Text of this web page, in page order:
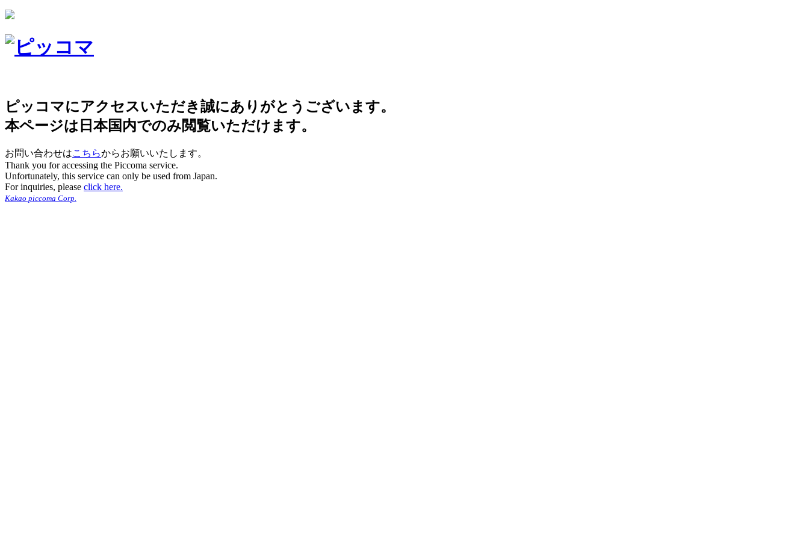
ピッコマにアクセスいただき誠にありがとうございます。
本ページは日本国内でのみ閲覧いただけます。
お問い合わせはこちらからお願いいたします。
Thank you for accessing the Piccoma service.
Unfortunately, this service can only be used from Japan.
For inquiries, please click here.
Kakao piccoma Corp.